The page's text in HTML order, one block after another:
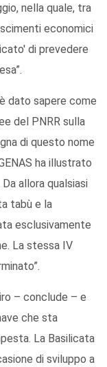
nella quale, tra
economici
di prevedere
dato sapere come
del PNRR sulla
di questo nome
ha illustrato
allora qualsiasi
tabù e la
esclusivamente
La stessa IV
– conclude – e
che sta
La Basilicata
di sviluppo a